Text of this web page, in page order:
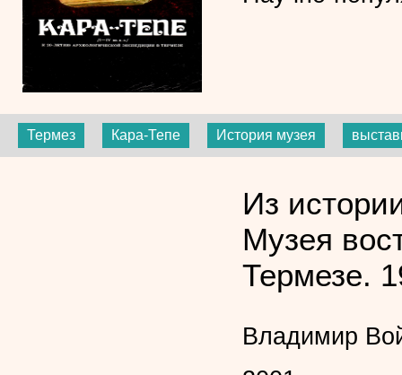
Термез Кара-Тепе История музея
Из
Музея
Термезе.
Владимир